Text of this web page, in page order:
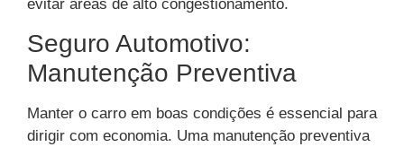
evitar áreas de alto congestionamento.
Seguro Automotivo:
Manutenção Preventiva
Manter o carro em boas condições é essencial para
dirigir com economia. Uma manutenção preventiva